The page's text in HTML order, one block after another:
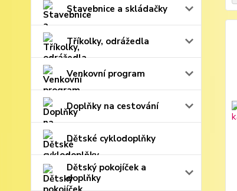
Stavebnice a skládačky
Tříkolky, odrážedla
Venkovní program
Doplňky na cestování
Dětské cyklodoplňky
Dětský pokojíček a
doplňky